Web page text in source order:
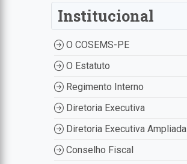
Institucional
O COSEMS-PE
O Estatuto
Regimento Interno
Diretoria Executiva
Diretoria Executiva Ampliada
Conselho Fiscal